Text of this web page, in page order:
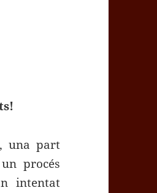
una part
procés
intentat